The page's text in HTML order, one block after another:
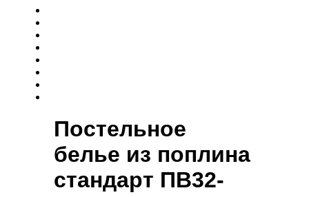
Постельное
белье из поплина
cтандарт ПВ32-